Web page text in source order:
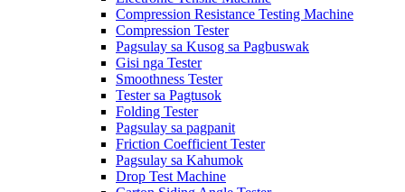
Compression Resistance Testing Machine
Compression Tester
Pagsulay sa Kusog sa Pagbuswak
Gisi nga Tester
Smoothness Tester
Tester sa Pagtusok
Folding Tester
Pagsulay sa pagpanit
Friction Coefficient Tester
Pagsulay sa Kahumok
Drop Test Machine